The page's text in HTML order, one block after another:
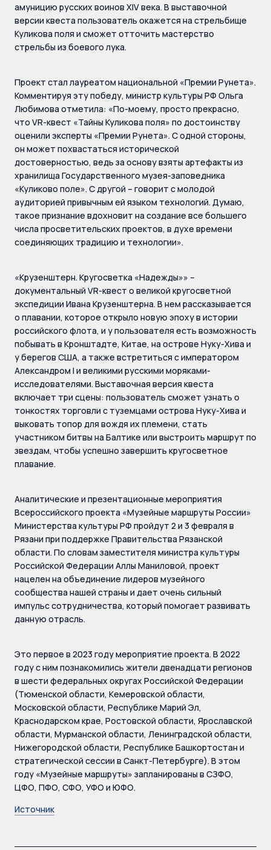
амуницию русских воинов XIV века. В выставочной
версии квеста пользователь окажется на стрельбище
Куликова поля и сможет отточить мастерство
стрельбы из боевого лука.
Проект стал лауреатом национальной «Премии Рунета».
Комментируя эту победу, министр культуры РФ Ольга
Любимова отметила: «По-моему, просто прекрасно,
что VR-квест «Тайны Куликова поля» по достоинству
оценили эксперты «Премии Рунета». С одной стороны,
он может похвастаться исторической
достоверностью, ведь за основу взяты артефакты из
хранилища Государственного музея-заповедника
«Куликово поле». С другой – говорит с молодой
аудиторией привычным ей языком технологий. Думаю,
такое признание вдохновит на создание все большего
числа просветительских проектов, в духе времени
соединяющих традицию и технологии».
«Крузенштерн. Кругосветка «Надежды»» –
документальный VR-квест о великой кругосветной
экспедиции Ивана Крузенштерна. В нем рассказывается
о плавании, которое открыло новую эпоху в истории
российского флота, и у пользователя есть возможность
побывать в Кронштадте, Китае, на острове Нуку-Хива и
у берегов США, а также встретиться с императором
Александром I и великими русскими моряками-
исследователями. Выставочная версия квеста
включает три сцены: пользователь сможет узнать о
тонкостях торговли с туземцами острова Нуку-Хива и
выковать топор для вождя их племени, стать
участником битвы на Балтике или выстроить маршрут по
звездам, чтобы успешно завершить кругосветное
плавание.
Аналитические и презентационные мероприятия
Всероссийского проекта «Музейные маршруты России»
Министерства культуры РФ пройдут 2 и 3 февраля в
Рязани при поддержке Правительства Рязанской
области. По словам заместителя министра культуры
Российской Федерации Аллы Маниловой, проект
нацелен на объединение лидеров музейного
сообщества нашей страны и дает очень сильный
импульс сотрудничества, который помогает развивать
данную отрасль.
Это первое в 2023 году мероприятие проекта. В 2022
году с ним познакомились жители двенадцати регионов
в шести федеральных округах Российской Федерации
(Тюменской области, Кемеровской области,
Московской области, Республике Марий Эл,
Краснодарском крае, Ростовской области, Ярославской
области, Мурманской области, Ленинградской области,
Нижегородской области, Республике Башкортостан и
стратегической сессии в Санкт-Петербурге). В этом
году «Музейные маршруты» запланированы в СЗФО,
ЦФО, ПФО, СФО, УФО и ЮФО.
Источник